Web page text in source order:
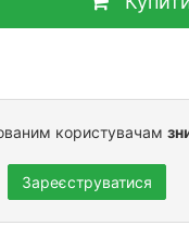
користувачам
Зареєструватися